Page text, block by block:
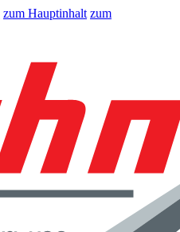
zum Hauptinhalt zum